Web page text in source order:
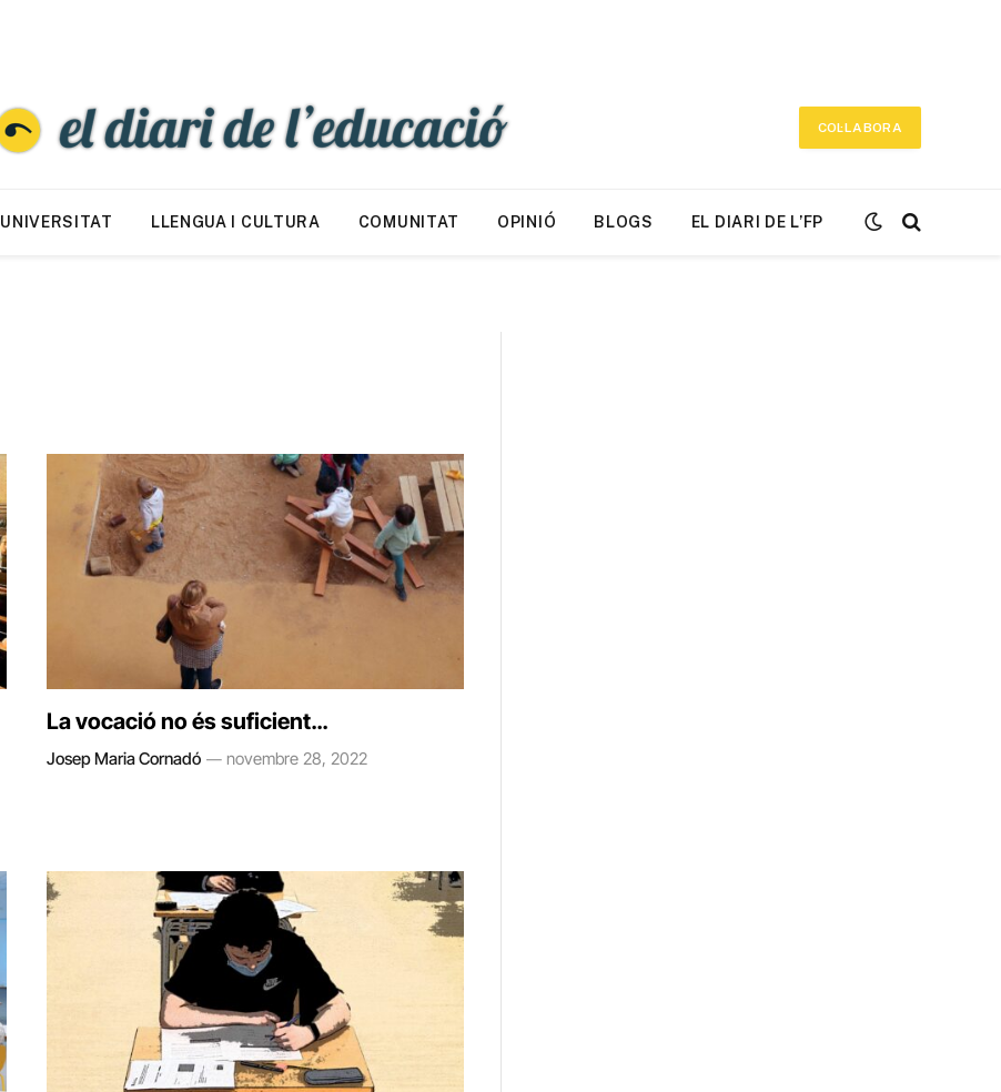
COL·LABORA
UNIVERSITAT LLENGUA I CULTURA COMUNITAT OPINIÓ BLOGS EL DIARI DE L’FP
La vocació no és suficient…
Josep Maria Cornadó novembre 28, 2022